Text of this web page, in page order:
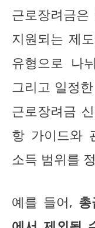
근로장려금
지원되는 제
유형으로 나
그리고 일정
근로장려금
항 가이드와
소득 범위를
예를 들어,